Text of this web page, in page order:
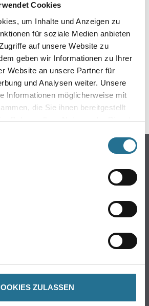
Cookies
um Inhalte und Anzeigen zu
für soziale Medien anbieten
auf unsere Website zu
geben wir Informationen zu Ihrer
Website an unsere Partner für
und Analysen weiter. Unsere
Informationen möglicherweise mit
die Sie ihnen bereitgestellt
Rahmen Ihrer Nutzung der Dienste
ZULASSEN
pinseln schon an der Lösung und
so schnell wie möglich beheben.
Zwischenzeit unseren Online-Shop
Sie sich inspirieren.
ZUM ONLINE-SHOP